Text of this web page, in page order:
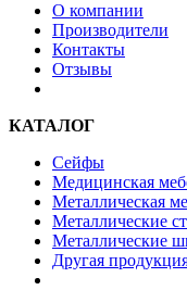
О компании
Производители
Контакты
Отзывы
КАТАЛОГ
Сейфы
Медицинская
Металлическая
Металлические
Металлические
Другая